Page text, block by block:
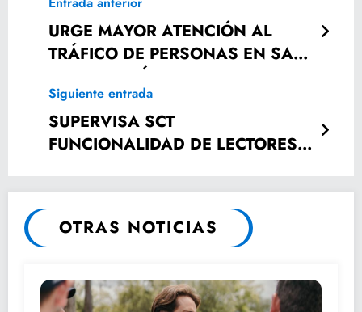
URGE MAYOR ATENCIÓN AL
TRÁFICO DE PERSONAS EN SAN
LUIS POTOSÍ: UUZI
Siguiente entrada
SUPERVISA SCT
FUNCIONALIDAD DE LECTORES
PÚBLICO
OTRAS NOTICIAS